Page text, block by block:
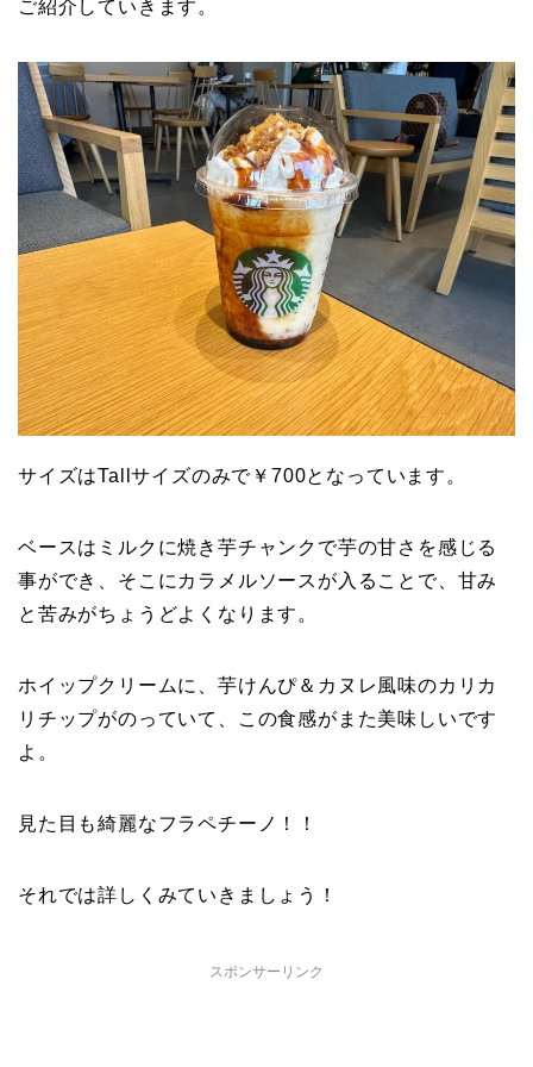
ご紹介していきます。
サイズはTallサイズのみで￥700となっています。
ベースはミルクに焼き芋チャンクで芋の甘さを感じる
事ができ、そこにカラメルソースが入ることで、甘み
と苦みがちょうどよくなります。
ホイップクリームに、芋けんぴ＆カヌレ風味のカリカ
リチップがのっていて、この食感がまた美味しいです
よ。
見た目も綺麗なフラペチーノ！！
それでは詳しくみていきましょう！
スポンサーリンク